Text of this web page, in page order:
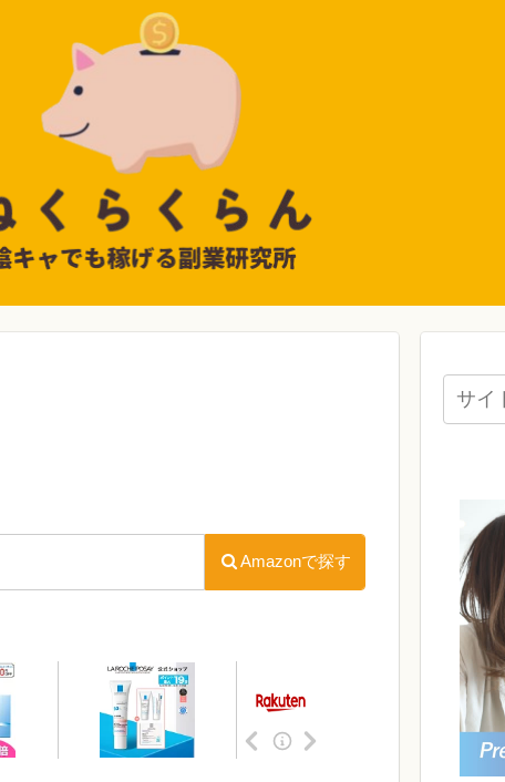
Amazonで探す